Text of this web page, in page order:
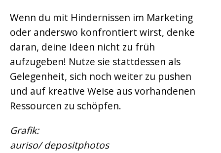
Wenn du mit Hindernissen im Marketing
oder anderswo konfrontiert wirst, denke
daran, deine Ideen nicht zu früh
aufzugeben! Nutze sie stattdessen als
Gelegenheit, sich noch weiter zu pushen
und auf kreative Weise aus vorhandenen
Ressourcen zu schöpfen.
Grafik:
auriso/ depositphotos